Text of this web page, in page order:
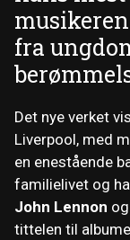
fra
Det nye verket
Liverpool, med
en enestående
familielivet og
John Lennon og
tittelen til